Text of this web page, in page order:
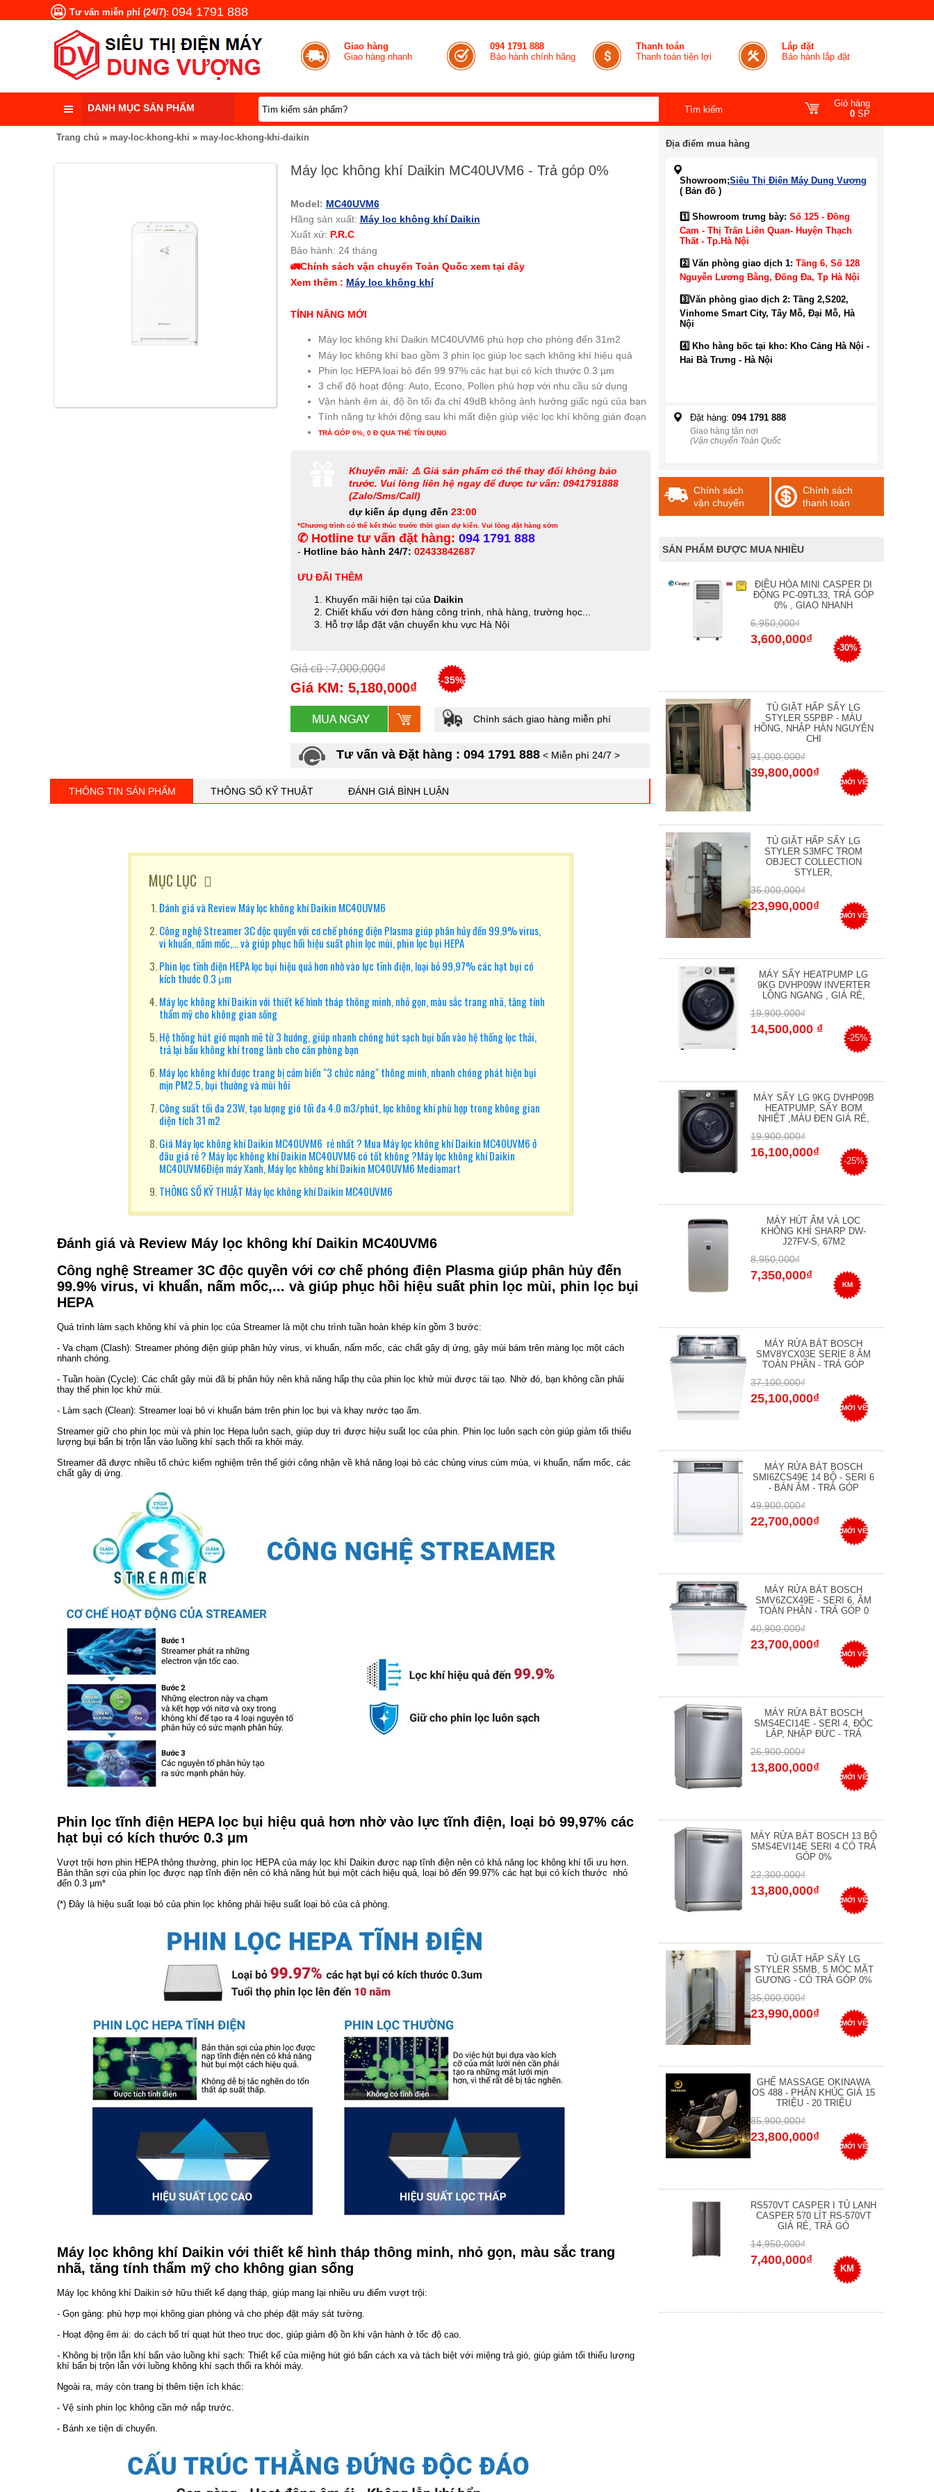
Tư vấn miễn phí (24/7): 094 1791 888
Giao hàng
Giao hàng nhanh
094 1791 888
Bảo hành chính hãng
Thanh toán
Thanh toán tiện lợi
Lắp đặt
Bảo hành lắp đặt
Giỏ hàng
0 SP
DANH MỤC SẢN PHẨM
Trang chủ » may-loc-khong-khi » may-loc-khong-khi-daikin
Máy lọc không khí Daikin MC40UVM6 - Trả góp 0%
Model: MC40UVM6
Hãng sản xuất: Máy lọc không khí Daikin
Xuất xứ: P.R.C
Bảo hành: 24 tháng
🚛Chính sách vận chuyển Toàn Quốc xem tại đây
Xem thêm : Máy lọc không khí
TÍNH NĂNG MỚI
Máy lọc không khí Daikin MC40UVM6 phù hợp cho phòng đến 31m2
Máy lọc không khí bao gồm 3 phin lọc giúp lọc sạch không khí hiệu quả
Phin lọc HEPA loại bỏ đến 99.97% các hạt bụi có kích thước 0.3 µm
3 chế độ hoạt động: Auto, Econo, Pollen phù hợp với nhu cầu sử dụng
Vận hành êm ái, độ ồn tối đa chỉ 49dB không ảnh hưởng giấc ngủ của bạn
Tính năng tự khởi động sau khi mất điện giúp việc lọc khí không gián đoạn
TRẢ GÓP 0%, 0 Đ QUA THẺ TÍN DỤNG
Khuyến mãi: ⚠️ Giá sản phẩm có thể thay đổi không báo
trước. Vui lòng liên hệ ngay để được tư vấn: 0941791888
(Zalo/Sms/Call)
dự kiến áp dụng đến23:00
*Chương trình có thể kết thúc trước thời gian dự kiến. Vui lòng đặt hàng sớm
✆ Hotline tư vấn đặt hàng: 094 1791 888
- Hotline bảo hành 24/7: 02433842687
ƯU ĐÃI THÊM
Khuyến mãi hiện tại của Daikin
Chiết khấu với đơn hàng công trình, nhà hàng, trường học...
Hỗ trợ lắp đặt vận chuyển khu vực Hà Nội
Giá cũ : 7,000,000₫
Giá KM: 5,180,000₫ -35%
Chính sách giao hàng miễn phí
Tư vấn và Đặt hàng : 094 1791 888< Miễn phí 24/7 >
THÔNG TIN SẢN PHẨM THÔNG SỐ KỸ THUẬT ĐÁNH GIÁ BÌNH LUẬN
MỤC LỤC
Đánh giá và Review Máy lọc không khí Daikin MC40UVM6
Công nghệ Streamer 3C độc quyền với cơ chế phóng điện Plasma giúp phân hủy đến 99.9% virus,
vi khuẩn, nấm mốc,... và giúp phục hồi hiệu suất phin lọc mùi, phin lọc bụi HEPA
Phin lọc tĩnh điện HEPA lọc bụi hiệu quả hơn nhờ vào lực tĩnh điện, loại bỏ 99,97% các hạt bụi có
kích thước 0.3 μm
Máy lọc không khí Daikin với thiết kế hình tháp thông minh, nhỏ gọn, màu sắc trang nhã, tăng tính
thẩm mỹ cho không gian sống
Hệ thống hút gió mạnh mẽ từ 3 hướng, giúp nhanh chóng hút sạch bụi bẩn vào hệ thống lọc thải,
trả lại bầu không khí trong lành cho căn phòng bạn
Máy lọc không khí được trang bị cảm biến "3 chức năng" thông minh, nhanh chóng phát hiện bụi
mịn PM2.5, bụi thường và mùi hôi
Công suất tối đa 23W, tạo lượng gió tối đa 4.0 m3/phút, lọc không khí phù hợp trong không gian
diện tích 31 m2
Giá Máy lọc không khí Daikin MC40UVM6 rẻ nhất ? Mua Máy lọc không khí Daikin MC40UVM6 ở
đâu giá rẻ ? Máy lọc không khí Daikin MC40UVM6 có tốt không ?Máy lọc không khí Daikin
MC40UVM6Điện máy Xanh, Máy lọc không khí Daikin MC40UVM6 Mediamart
THÔNG SỐ KỸ THUẬT Máy lọc không khí Daikin MC40UVM6
Đánh giá và Review Máy lọc không khí Daikin MC40UVM6
Công nghệ Streamer 3C độc quyền với cơ chế phóng điện Plasma giúp phân hủy đến
99.9% virus, vi khuẩn, nấm mốc,... và giúp phục hồi hiệu suất phin lọc mùi, phin lọc bụi
HEPA
Quá trình làm sạch không khí và phin lọc của Streamer là một chu trình tuần hoàn khép kín gồm 3 bước:
- Va chạm (Clash): Streamer phóng điện giúp phân hủy virus, vi khuẩn, nấm mốc, các chất gây dị ứng, gây mùi bám trên màng lọc một cách
nhanh chóng.
- Tuần hoàn (Cycle): Các chất gây mùi đã bị phân hủy nên khả năng hấp thụ của phin lọc khử mùi được tái tạo. Nhờ đó, bạn không cần phải
thay thế phin lọc khử mùi.
- Làm sạch (Clean): Streamer loại bỏ vi khuẩn bám trên phin lọc bụi và khay nước tạo ẩm.
Streamer giữ cho phin lọc mùi và phin lọc Hepa luôn sạch, giúp duy trì được hiệu suất lọc của phin. Phin lọc luôn sạch còn giúp giảm tối thiểu
lượng bụi bẩn bị trộn lẫn vào luồng khí sạch thổi ra khỏi máy.
Streamer đã được nhiều tổ chức kiểm nghiệm trên thế giới công nhận về khả năng loại bỏ các chủng virus cúm mùa, vi khuẩn, nấm mốc, các
chất gây dị ứng.
Phin lọc tĩnh điện HEPA lọc bụi hiệu quả hơn nhờ vào lực tĩnh điện, loại bỏ 99,97% các
hạt bụi có kích thước 0.3 μm
Vượt trội hơn phin HEPA thông thường, phin lọc HEPA của máy lọc khí Daikin được nạp tĩnh điện nên có khả năng lọc không khí tối ưu hơn.
Bản thân sợi của phin lọc được nạp tĩnh điện nên có khả năng hút bụi một cách hiệu quả, loại bỏ đến 99.97% các hạt bụi có kích thước nhỏ
đến 0.3 µm*
(*) Đây là hiệu suất loại bỏ của phin lọc không phải hiệu suất loại bỏ của cả phòng.
Máy lọc không khí Daikin với thiết kế hình tháp thông minh, nhỏ gọn, màu sắc trang
nhã, tăng tính thẩm mỹ cho không gian sống
Máy lọc không khí Daikin sở hữu thiết kế dạng tháp, giúp mang lại nhiều ưu điểm vượt trội:
- Gọn gàng: phù hợp mọi không gian phòng và cho phép đặt máy sát tường.
- Hoạt động êm ái: do cách bố trí quạt hút theo trục dọc, giúp giảm độ ồn khi vận hành ở tốc độ cao.
- Không bị trộn lẫn khí bẩn vào luồng khí sạch: Thiết kế của miệng hút gió bẩn cách xa và tách biệt với miệng trả gió, giúp giảm tối thiểu lượng
khí bẩn bị trộn lẫn với luồng không khí sạch thổi ra khỏi máy.
Ngoài ra, máy còn trang bị thêm tiện ích khác:
- Vệ sinh phin lọc không cần mở nắp trước.
- Bánh xe tiện di chuyển.
Địa điểm mua hàng
Showroom;Siêu Thị Điện Máy Dung Vượng
( Bản đồ )
1️⃣ Showroom trưng bày: Số 125 - Đồng
Cam - Thị Trấn Liên Quan- Huyện Thạch
Thất - Tp.Hà Nội
2️⃣ Văn phòng giao dịch 1: Tầng 6, Số 128
Nguyễn Lương Bằng, Đống Đa, Tp Hà Nội
3️⃣Văn phòng giao dịch 2: Tầng 2,S202,
Vinhome Smart City, Tây Mỗ, Đại Mỗ, Hà
Nội
4️⃣ Kho hàng bốc tại kho: Kho Cảng Hà Nội -
Hai Bà Trưng - Hà Nội
Đặt hàng: 094 1791 888
Giao hàng tận nơi
(Vận chuyển Toàn Quốc
Chính sách
vận chuyển
Chính sách
thanh toán
SẢN PHẨM ĐƯỢC MUA NHIỀU
ĐIỀU HÒA MINI CASPER DI
ĐỘNG PC-09TL33, TRẢ GÓP
0% , GIAO NHANH
6,950,000₫
3,600,000₫
-30%
TỦ GIẶT HẤP SẤY LG
STYLER S5PBP - MÀU
HỒNG, NHẬP HÀN NGUYÊN
CHI
91,000,000₫
39,800,000₫
MỚI VỀ
TỦ GIẶT HẤP SẤY LG
STYLER S3MFC TROM
OBJECT COLLECTION
STYLER,
35,000,000₫
23,990,000₫
MỚI VỀ
MÁY SẤY HEATPUMP LG
9KG DVHP09W INVERTER
LỒNG NGANG , GIÁ RẺ,
19,900,000₫
14,500,000 ₫
-25%
MÁY SẤY LG 9KG DVHP09B
HEATPUMP, SẤY BƠM
NHIỆT ,MÀU ĐEN GIÁ RẺ,
19,900,000₫
16,100,000₫
-25%
MÁY HÚT ẨM VÀ LỌC
KHÔNG KHÍ SHARP DW-
J27FV-S, 67M2
8,950,000₫
7,350,000₫
KM
MÁY RỬA BÁT BOSCH
SMV8YCX03E SERIE 8 ÂM
TOÀN PHẦN - TRẢ GÓP
37,100,000₫
25,100,000₫
MỚI VỀ
MÁY RỬA BÁT BOSCH
SMI6ZCS49E 14 BỘ - SERI 6
- BÁN ÂM - TRẢ GÓP
49,900,000₫
22,700,000₫
MỚI VỀ
MÁY RỬA BÁT BOSCH
SMV6ZCX49E - SERI 6, ÂM
TOÀN PHẦN - TRẢ GÓP 0
40,900,000₫
23,700,000₫
MỚI VỀ
MÁY RỬA BÁT BOSCH
SMS4ECI14E - SERI 4, ĐỘC
LẬP, NHẬP ĐỨC - TRẢ
26,900,000₫
13,800,000₫
MỚI VỀ
MÁY RỬA BÁT BOSCH 13 BỘ
SMS4EVI14E SERI 4 CÓ TRẢ
GÓP 0%
22,300,000₫
13,800,000₫
MỚI VỀ
TỦ GIẶT HẤP SẤY LG
STYLER S5MB, 5 MÓC MẶT
GƯƠNG - CÓ TRẢ GÓP 0%
35,000,000₫
23,990,000₫
MỚI VỀ
GHẾ MASSAGE OKINAWA
OS 488 - PHÂN KHÚC GIÁ 15
TRIỆU - 20 TRIỆU
85,900,000₫
23,800,000₫
MỚI VỀ
RS570VT CASPER I TỦ LẠNH
CASPER 570 LÍT RS-570VT
GIÁ RẺ, TRẢ GÓ
14,950,000₫
7,400,000₫
KM